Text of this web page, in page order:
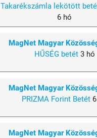
Takarékszámla lekötött
6 hó
MagNet Magyar
HŰSÉG betét3 hó
MagNet Magyar
PRIZMA Forint Betét
MagNet Magyar